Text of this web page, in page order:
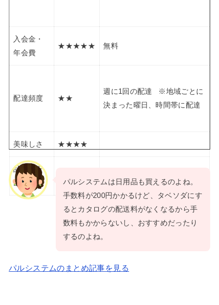
入会金・
年会費
★★★★★ 無料
配達頻度 ★★
週に1回の配達 ※地域ごとに
決まった曜日、時間帯に配達
美味しさ ★★★★
品質・安
全性
パルシステムは日用品も買えるのよね。
手数料が200円かかるけど、タベソダにす
るとカタログの配送料がなくなるから手
数料もかからないし、おすすめだったり
するのよね。
パルシステムのまとめ記事を見る